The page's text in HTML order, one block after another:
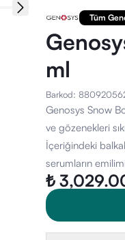
Tüm
ml
Barkod:
Genosys Snow
ve gözenekleri
İçeriğindeki
serumların
₺